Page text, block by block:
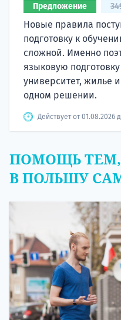
Предложение
Новые правила
подготовку к
сложной. Именно
языковую
университет, жилье
одном решении.
Действует от 01.08.2026
ПОМОЩЬ ТЕМ,
В ПОЛЬШУ